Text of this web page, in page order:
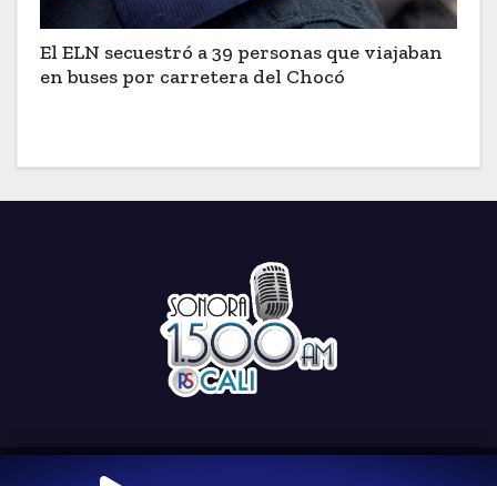
El ELN secuestró a 39 personas que viajaban
en buses por carretera del Chocó